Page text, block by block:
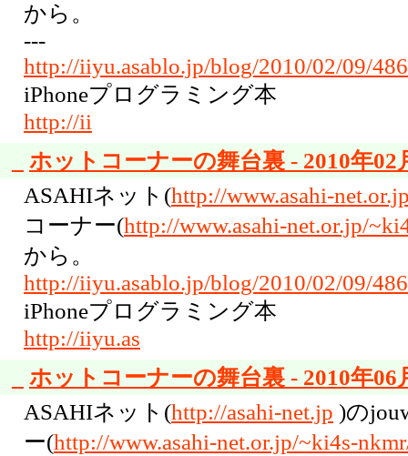
から。
---
http://iiyu.asablo.jp/blog/2010/02/09/
iPhoneプログラミング本
http://ii
ホットコーナーの舞台裏 - 2010年02
ASAHIネット(http://www.asahi-
コーナー(http://www.asahi-net.or.jp/
から。
http://iiyu.asablo.jp/blog/2010/02/09/
iPhoneプログラミング本
http://iiyu.as
ホットコーナーの舞台裏 - 2010年06
ASAHIネット(http://asahi-net.jp )の
ー(http://www.asahi-net.or.jp/~ki4s-